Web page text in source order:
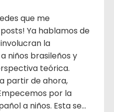
que me
Ya hablamos de
la
niños brasileños y
teórica.
partir de ahora,
por la
a niños. Esta se...